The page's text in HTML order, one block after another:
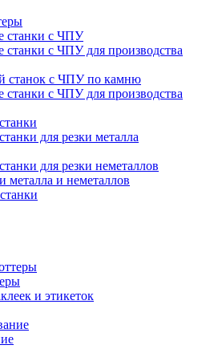
станки с ЧПУ
станки с ЧПУ для производства
станок с ЧПУ по камню
станки с ЧПУ для производства
для резки металла
для резки неметаллов
металла и неметаллов
и этикеток